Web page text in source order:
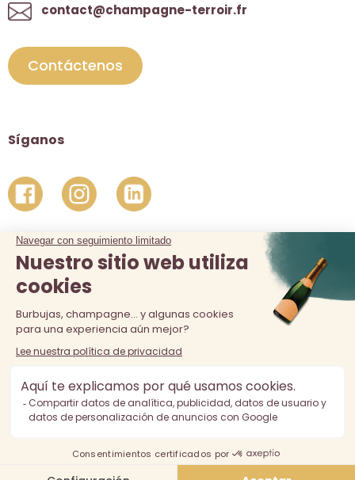
contact@champagne-terroir.fr
Contáctenos
Síganos
La venta de alcohol está prohibida a los menores de 18 años.
El consumo excesivo de alcohol es perjudicial para la salud,